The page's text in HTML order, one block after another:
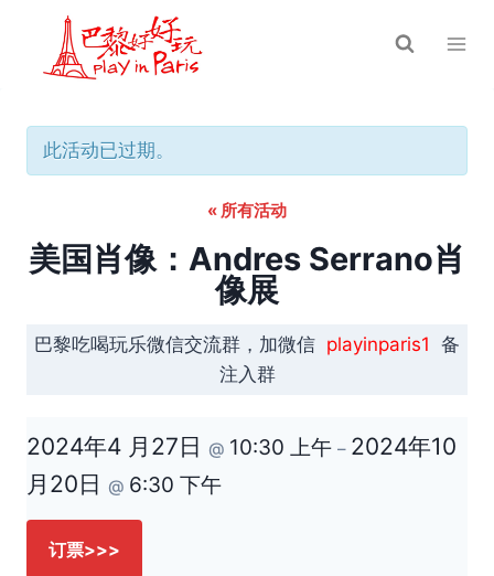
此活动已过期。
« 所有活动
美国肖像：Andres Serrano肖
像展
巴黎吃喝玩乐微信交流群，加微信 playinparis1 备
注入群
2024年4 月27日 @ 10:30 上午 – 2024年10
月20日 @ 6:30 下午
订票>>>